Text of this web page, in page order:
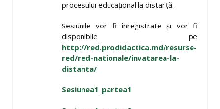
procesului educațional la distanță.
Sesiunile vor fi înregistrate și vor fi
disponibile pe
http://red.prodidactica.md/resurse-
red/red-nationale/invatarea-la-
distanta/
Sesiunea1_partea1